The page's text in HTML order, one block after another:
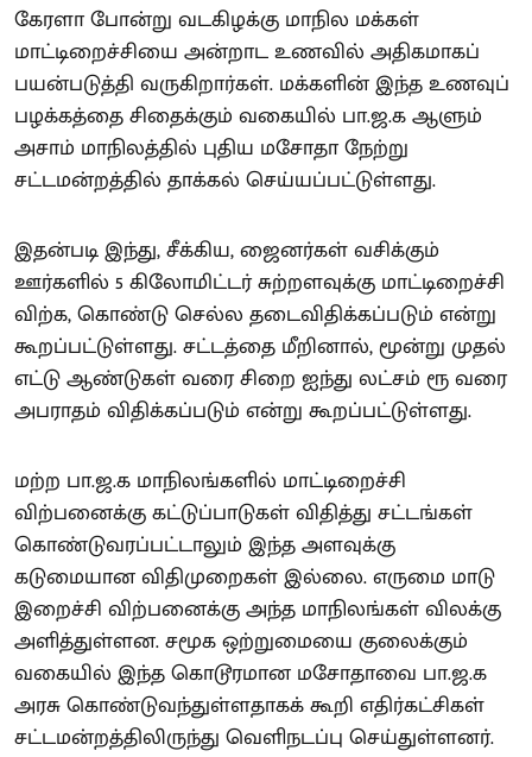
கேரளா போன்று வடகிழக்கு மாநில மக்கள்
மாட்டிறைச்சியை அன்றாட உணவில் அதிகமாகப்
பயன்படுத்தி வருகிறார்கள். மக்களின் இந்த உணவுப்
பழக்கத்தை சிதைக்கும் வகையில் பா.ஜ.க ஆளும்
அசாம் மாநிலத்தில் புதிய மசோதா நேற்று
சட்டமன்றத்தில் தாக்கல் செய்யப்பட்டுள்ளது.
இதன்படி இந்து, சீக்கிய, ஜைனர்கள் வசிக்கும்
ஊர்களில் 5 கிலோமிட்டர் சுற்றளவுக்கு மாட்டிறைச்சி
விற்க, கொண்டு செல்ல தடைவிதிக்கப்படும் என்று
கூறப்பட்டுள்ளது. சட்டத்தை மீறினால், மூன்று முதல்
எட்டு ஆண்டுகள் வரை சிறை ஐந்து லட்சம் ரூ வரை
அபராதம் விதிக்கப்படும் என்று கூறப்பட்டுள்ளது.
மற்ற பா.ஜ.க மாநிலங்களில் மாட்டிறைச்சி
விற்பனைக்கு கட்டுப்பாடுகள் விதித்து சட்டங்கள்
கொண்டுவரப்பட்டாலும் இந்த அளவுக்கு
கடுமையான விதிமுறைகள் இல்லை. எருமை மாடு
இறைச்சி விற்பனைக்கு அந்த மாநிலங்கள் விலக்கு
அளித்துள்ளன. சமூக ஒற்றுமையை குலைக்கும்
வகையில் இந்த கொடூரமான மசோதாவை பா.ஜ.க
அரசு கொண்டுவந்துள்ளதாகக் கூறி எதிர்கட்சிகள்
சட்டமன்றத்திலிருந்து வெளிநடப்பு செய்துள்ளனர்.